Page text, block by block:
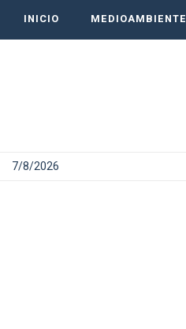
INICIO MEDIOAMBIENTE
7/8/2026